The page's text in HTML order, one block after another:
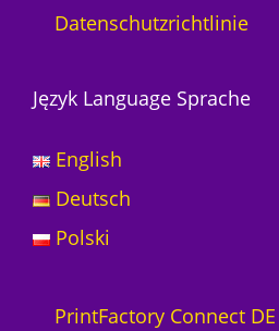
Datenschutzrichtlinie
Język Language Sprache
English
Deutsch
Polski
PrintFactory Connect DE